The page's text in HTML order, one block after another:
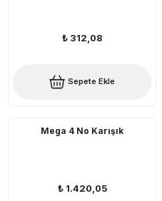
₺ 312,08
Sepete Ekle
Mega 4 No Karışık
₺ 1.420,05